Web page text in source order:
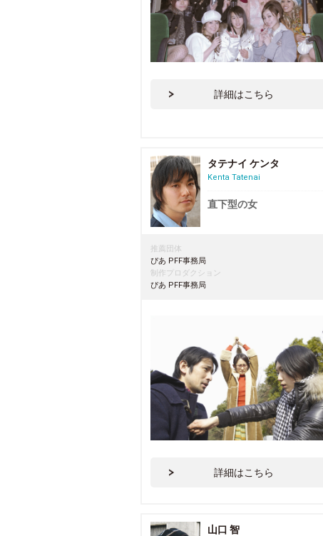
詳細はこちら
タテナイ ケンタ
Kenta Tatenai
直下型の女
推薦団体
ぴあ PFF事務局
制作プロダクション
ぴあ PFF事務局
詳細はこちら
山口 智